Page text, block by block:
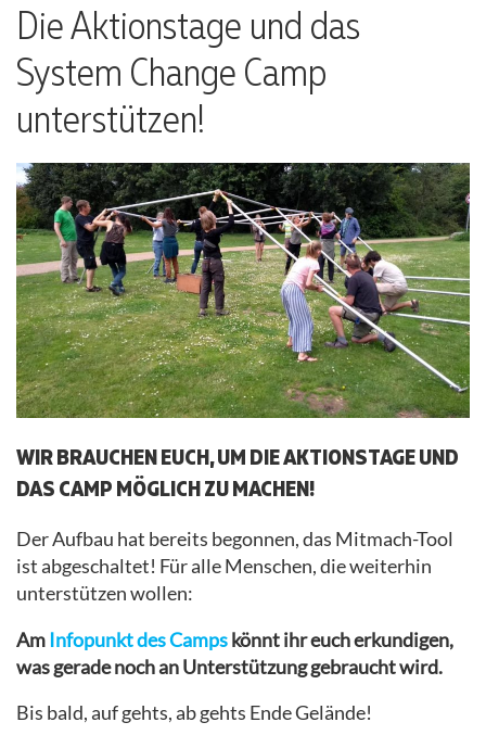
Die Aktionstage und das
System Change Camp
unterstützen!
WIR BRAUCHEN EUCH, UM DIE AKTIONSTAGE UND
DAS CAMP MÖGLICH ZU MACHEN!
Der Aufbau hat bereits begonnen, das Mitmach-Tool
ist abgeschaltet! Für alle Menschen, die weiterhin
unterstützen wollen:
AmInfopunkt des Campskönnt ihr euch erkundigen,
was gerade noch an Unterstützung gebraucht wird.
Bis bald, auf gehts, ab gehts Ende Gelände!